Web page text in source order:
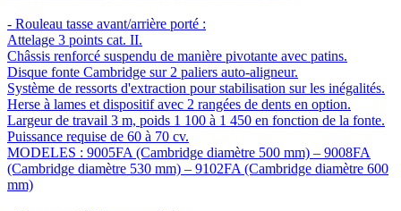
- Rouleau tasse avant/arrière porté :
Attelage 3 points cat. II.
Châssis renforcé suspendu de manière pivotante avec patins.
Disque fonte Cambridge sur 2 paliers auto-aligneur.
Système de ressorts d'extraction pour stabilisation sur les inégalités.
Herse à lames et dispositif avec 2 rangées de dents en option.
Largeur de travail 3 m, poids 1 100 à 1 450 en fonction de la fonte.
Puissance requise de 60 à 70 cv.
MODELES : 9005FA (Cambridge diamètre 500 mm) – 9008FA
(Cambridge diamètre 530 mm) – 9102FA (Cambridge diamètre 600
mm)